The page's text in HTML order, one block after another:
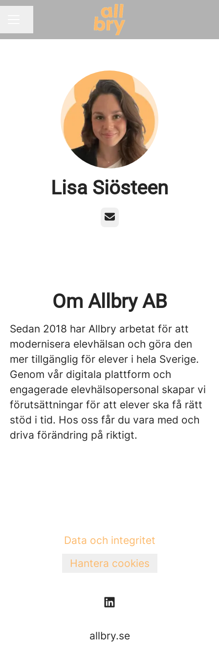
Lisa Siösteen
E-post
Om Allbry AB
Sedan 2018 har Allbry arbetat för att
modernisera elevhälsan och göra den
mer tillgänglig för elever i hela Sverige.
Genom vår digitala plattform och
engagerade elevhälsopersonal skapar vi
förutsättningar för att elever ska få rätt
stöd i tid. Hos oss får du vara med och
driva förändring på riktigt.
Data och integritet
Hantera cookies
allbry.se